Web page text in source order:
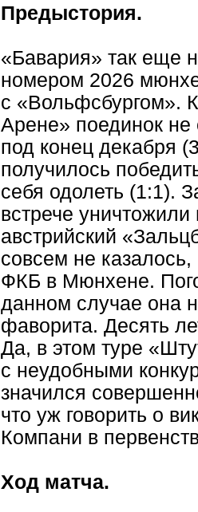
Предыстория.
«Бавария» так еще
номером 2026
с «Вольфсбургом».
Арене» поединок не
под конец декабря
получилось
себя одолеть (1:1).
встрече уничтожили
австрийский
совсем не
ФКБ в Мюнхене.
данном случае она
фаворита. Десять
Да, в этом туре
с неудобными
значился
что уж говорить о
Компани в
Ход матча.